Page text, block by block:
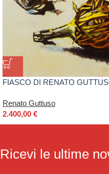
FIASCO DI RENATO
Renato Guttuso
2.400,00 €
Ricevi le ultime